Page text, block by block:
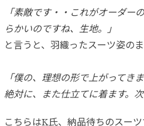
「素敵です・・これがオーダー
らかいのですね、生地。」
と言うと、羽織ったスーツ姿の
「僕の、理想の形で上がってき
絶対に、また仕立てに着ます。
こちらはK氏、納品待ちのスーツ